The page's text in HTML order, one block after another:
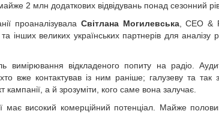
2 млн додаткових відвідувань понад сезонний
проаналізувала Світлана Могилевська, CEO &
інших великих українських партнерів для аналізу
відкладеного попиту на радіо.
вже контактував із ним раніше; галузеву та
а й зрозуміти, кого саме вона залучає.
має високий комерційний потенціал. Майже